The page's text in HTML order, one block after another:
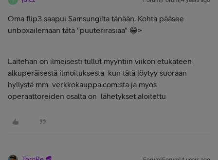
Oma flip3 saapui Samsungilta tänään. Kohta pääsee
unboxailemaan tätä "puuterirasiaa" 😁>
Laitehan on ilmeisesti tullut myyntiin viikon etukäteen
alkuperäisestä ilmoituksesta kun tätä löytyy suoraan
hyllystä mm verkkokauppa.com:sta ja myös
operaattoreiden osalta on lähetykset aloitettu